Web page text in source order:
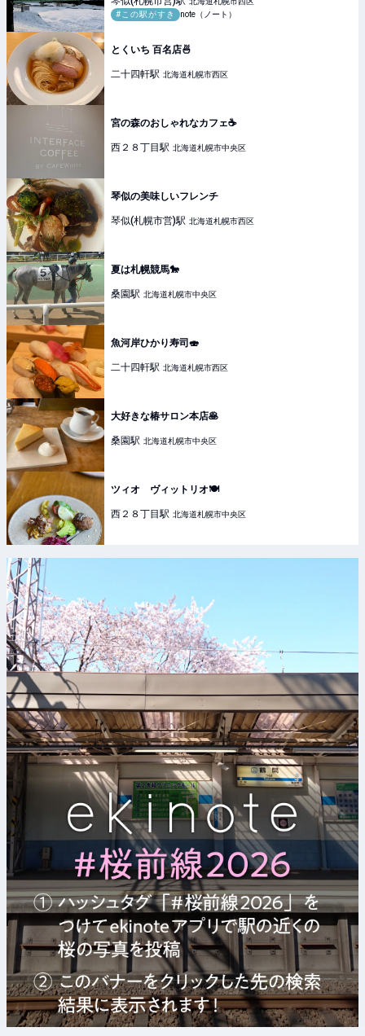
#この駅がすき
note（ノート）
とくいち 百名店🍜
二十四軒駅 北海道札幌市西区
宮の森のおしゃれなカフェ☕️
西２８丁目駅 北海道札幌市中央区
琴似の美味しいフレンチ
琴似(札幌市営)駅 北海道札幌市西区
夏は札幌競馬🐎
桑園駅 北海道札幌市中央区
魚河岸ひかり寿司🍣
二十四軒駅 北海道札幌市西区
大好きな椿サロン本店🥞
桑園駅 北海道札幌市中央区
ツィオ ヴィットリオ🍽️
西２８丁目駅 北海道札幌市中央区